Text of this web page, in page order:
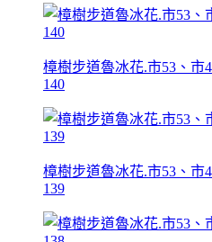
樟樹步道魯冰花.市53、市
140
樟樹步道魯冰花.市53、市
139